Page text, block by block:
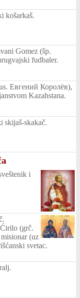
košarkaš.
Gomez (šp.
fudbaler.
Евгений Королёв),
Kazahstana.
skijaš-skakač.
i
(grč.
(uz
svetac.